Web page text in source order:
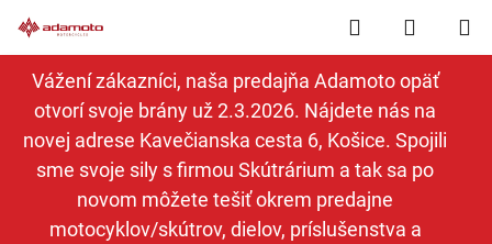
na
obsah
Vážení zákazníci, naša predajňa Adamoto opäť
otvorí svoje brány už 2.3.2026. Nájdete nás na
novej adrese Kavečianska cesta 6, Košice. Spojili
sme svoje sily s firmou Skútrárium a tak sa po
novom môžete tešiť okrem predajne
motocyklov/skútrov, dielov, príslušenstva a
Hľadať
KOŠÍK